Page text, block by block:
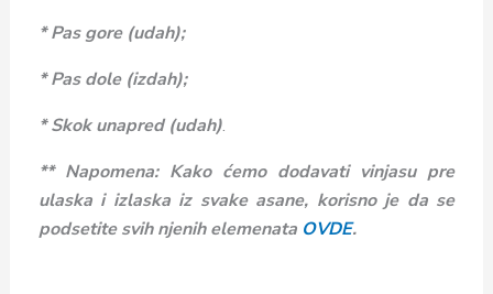
* Pas gore (udah);
* Pas dole (izdah);
* Skok unapred (udah).
** Napomena: Kako ćemo dodavati vinjasu pre
ulaska i izlaska iz svake asane, korisno je da se
podsetite svih njenih elemenata OVDE.